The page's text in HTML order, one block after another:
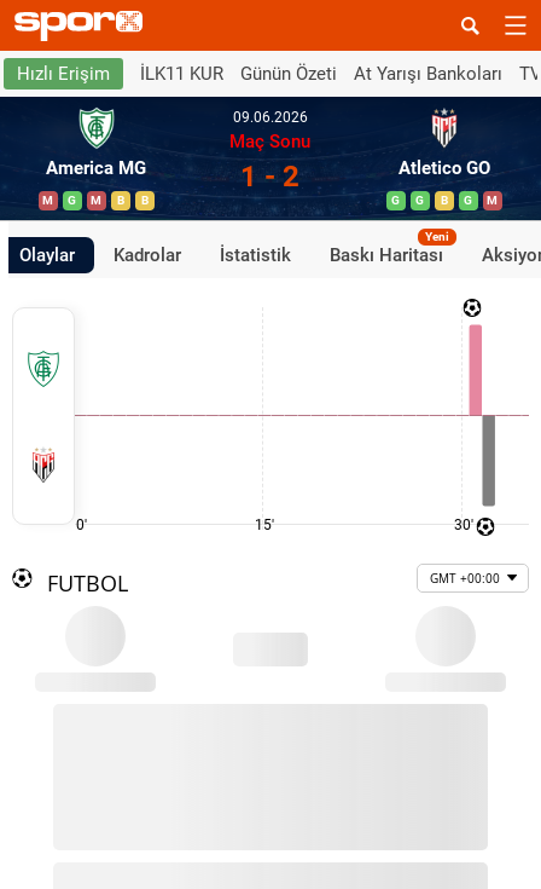
Hızlı Erişim İLK11 KUR Günün Özeti At Yarışı Bankoları
America MG
M G M B B
09.06.2026
Maç Sonu
1 - 2 Atletico GO
G G B G M
Olaylar Kadrolar İstatistik Baskı Haritası
Yeni
0' 15' 30'
FUTBOL GMT +00:00